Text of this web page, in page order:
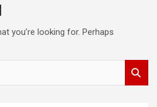
you’re looking for. Perhaps